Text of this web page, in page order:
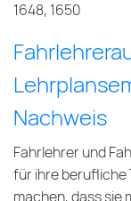
1648, 1650
Nachweis
Fahrlehrer und
für ihre
machen, dass sie